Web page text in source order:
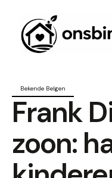
Bekende Belgen
Frank
zoon: